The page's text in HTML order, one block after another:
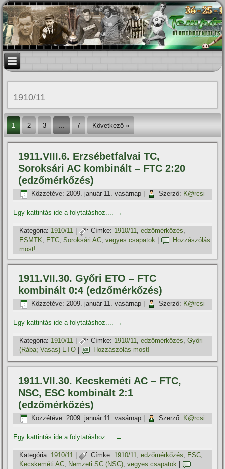
1910/11
1 2 3 … 7 Következő »
1911.VIII.6. Erzsébetfalvai TC,
Soroksári AC kombinált – FTC 2:20
(edzőmérkőzés)
Közzétéve: 2009. január 11. vasárnap Szerző: K@rcsi
Egy kattintás ide a folytatáshoz.... →
Kategória: 1910/11 | Címke: 1910/11,edzőmérkőzés,
ESMTK, ETC,Soroksári AC,vegyes csapatok
Hozzászólás
most!
1911.VII.30. Győri ETO – FTC
kombinált 0:4 (edzőmérkőzés)
Közzétéve: 2009. január 11. vasárnap Szerző: K@rcsi
Egy kattintás ide a folytatáshoz.... →
Kategória: 1910/11 | Címke: 1910/11,edzőmérkőzés,Győri
(Rába; Vasas) ETO
Hozzászólás most!
1911.VII.30. Kecskeméti AC – FTC,
NSC, ESC kombinált 2:1
(edzőmérkőzés)
Közzétéve: 2009. január 11. vasárnap Szerző: K@rcsi
Egy kattintás ide a folytatáshoz.... →
Kategória: 1910/11 | Címke: 1910/11,edzőmérkőzés, ESC,
Kecskeméti AC, Nemzeti SC (NSC),vegyes csapatok